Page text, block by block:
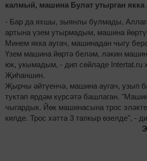
калмый, машина Булат утырган якка
- Бар да яхшы, зыянлы булмады,
артына үзем утырмадым, машина
Минем якка аугач, машинадан чыгу
Үзем машина йөртә беләм, ләкин
юк, укымадым, - дип сөйләде Intertat.ru
Җиһаншин.
Җырчы әйтүенчә, машина аугач, узып
туктап ярдәм күрсәтә башлаган.
чыгардык. Йөк машинасына трос
килде. Трос хәтта 3 тапкыр өзелде", -